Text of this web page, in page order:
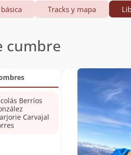
Tracks y mapa
cumbre
Berríos
Carvajal